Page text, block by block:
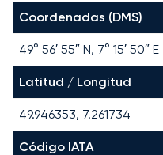
Coordenadas (DMS)
49° 56′ 55″ N, 7° 15′ 50″ E
Latitud / Longitud
49.946353, 7.261734
Código IATA